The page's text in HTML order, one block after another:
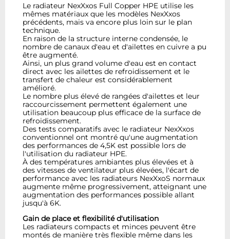
Le radiateur NexXxos Full Copper HPE utilise les
mêmes matériaux que les modèles NexXxos
précédents, mais va encore plus loin sur le plan
technique.
En raison de la structure interne condensée, le
nombre de canaux d'eau et d'ailettes en cuivre a pu
être augmenté.
Ainsi, un plus grand volume d'eau est en contact
direct avec les ailettes de refroidissement et le
transfert de chaleur est considérablement
amélioré.
Le nombre plus élevé de rangées d'ailettes et leur
raccourcissement permettent également une
utilisation beaucoup plus efficace de la surface de
refroidissement.
Des tests comparatifs avec le radiateur NexXxos
conventionnel ont montré qu'une augmentation
des performances de 4,5K est possible lors de
l'utilisation du radiateur HPE.
À des températures ambiantes plus élevées et à
des vitesses de ventilateur plus élevées, l'écart de
performance avec les radiateurs NexXxoS normaux
augmente même progressivement, atteignant une
augmentation des performances possible allant
jusqu'à 6K.
Gain de place et flexibilité d'utilisation
Les radiateurs compacts et minces peuvent être
montés de manière très flexible même dans les